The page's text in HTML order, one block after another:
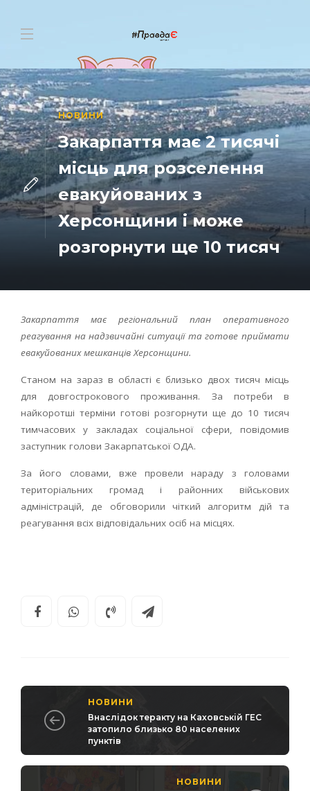
НОВИНИ
Закарпаття має 2 тисячі
місць для розселення
евакуйованих з
Херсонщини і може
розгорнути ще 10 тисяч
Закарпаття має регіональний план оперативного
реагування на надзвичайні ситуації та готове приймати
евакуйованих мешканців Херсонщини.
Станом на зараз в області є близько двох тисяч місць
для довгострокового проживання. За потреби в
найкоротші терміни готові розгорнути ще до 10 тисяч
тимчасових у закладах соціальної сфери, повідомив
заступник голови Закарпатської ОДА.
За його словами, вже провели нараду з головами
територіальних громад і районних військових
адміністрацій, де обговорили чіткий алгоритм дій та
реагування всіх відповідальних осіб на місцях.
НОВИНИ
Внаслідок теракту на Каховській ГЕС
затопило близько 80 населених
пунктів
НОВИНИ